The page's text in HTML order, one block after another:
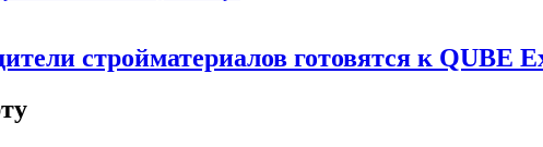
стройматериалов готовятся к QUBE